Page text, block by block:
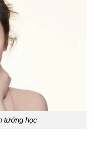
tướng học